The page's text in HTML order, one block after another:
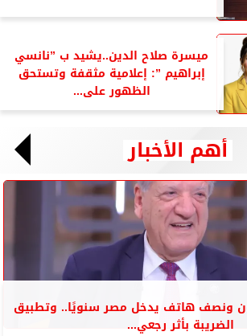
ميسرة صلاح الدين..يشيد ب ”نانسي
إبراهيم ”: إعلامية مثقفة وتستحق
الظهور على...
أهم الأخبار
ونصف هاتف يدخل مصر سنويًا.. وتطبيق
الضريبة بأثر رجعي...